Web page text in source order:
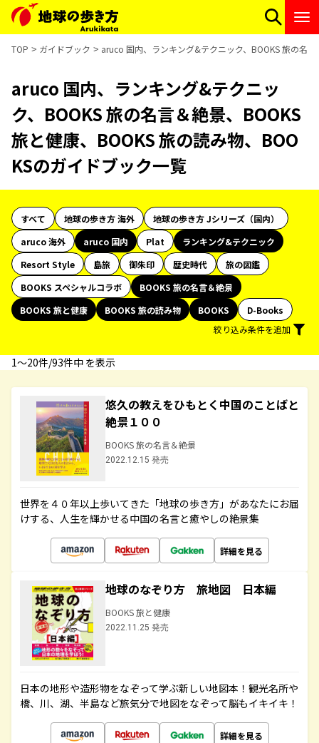
TOP ガイドブック aruco 国内、ランキング&テクニック、BOOKS 旅の名
aruco 国内、ランキング&テクニッ
ク、BOOKS 旅の名言＆絶景、BOOKS
旅と健康、BOOKS 旅の読み物、BOO
KSのガイドブック一覧
すべて 地球の歩き方 海外
地球の歩き方 Jシリーズ（国内）
aruco 海外
aruco 国内 Plat
ランキング&テクニック
Resort Style
島旅 御朱印 歴史時代
旅の図鑑
BOOKS スペシャルコラボ
BOOKS 旅の名言＆絶景
BOOKS 旅と健康
BOOKS 旅の読み物 BOOKS
D-Books
絞り込み条件を追加
1〜20件/93件中 を表示
悠久の教えをひもとく中国のことばと
絶景１００
BOOKS 旅の名言＆絶景
2022.12.15 発売
世界を４０年以上歩いてきた「地球の歩き方」があなたにお届
けする、人生を輝かせる中国の名言と癒やしの絶景集
詳細を見る
地球のなぞり方 旅地図 日本編
BOOKS 旅と健康
2022.11.25 発売
日本の地形や造形物をなぞって学ぶ新しい地図本！観光名所や
橋、川、湖、半島など旅気分で地図をなぞって脳もイキイキ！
詳細を見る